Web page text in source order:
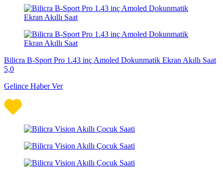
Bilicra B-Sport Pro 1.43 inç Amoled Dokunmatik Ekran Akıllı Saat
5,0
Gelince Haber Ver